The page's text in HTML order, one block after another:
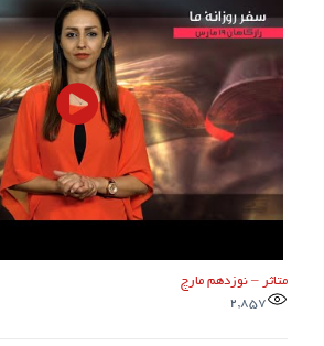
متاثر – نوزدهم مارچ
2,857